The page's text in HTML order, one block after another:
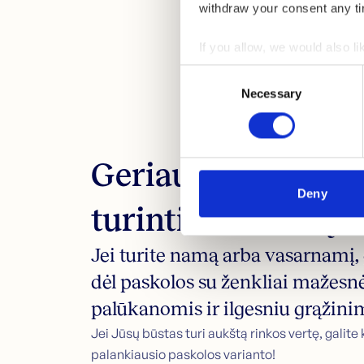
withdraw your consent any
If you allow, we would also
Collect information
Identify your device by
Find out more about how
information about your use
other information that
Necessary
Deny
Geriausia paskola
turintiems būstą
Jei turite namą arba
dėl paskolos su ženkliai
palūkanomis ir ilgesniu
Jei Jūsų būstas turi aukštą rinkos vertę, galite
palankiausio paskolos varianto!